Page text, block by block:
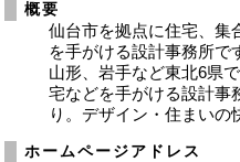
概要
仙台市を拠点に住宅、集
を手がける設計事務所で
山形、岩手など東北6県
宅などを手がける設計事
り。デザイン・住まいの
ホームページアドレス